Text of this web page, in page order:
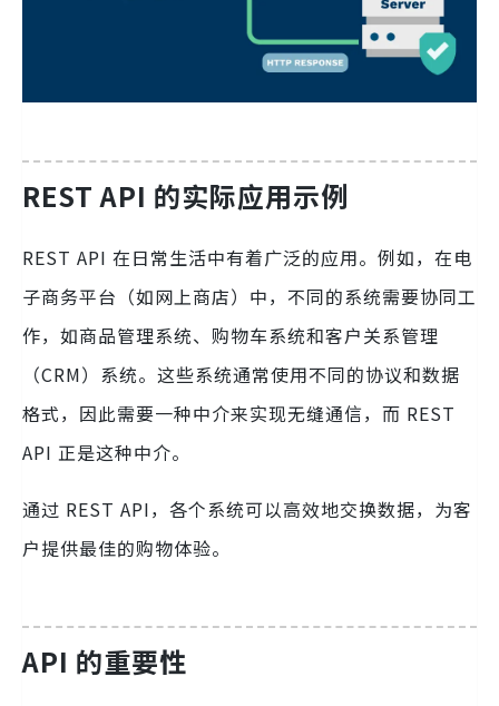
REST API 的实际应用示例
REST API 在日常生活中有着广泛的应用。例如，在电
子商务平台（如网上商店）中，不同的系统需要协同工
作，如商品管理系统、购物车系统和客户关系管理
（CRM）系统。这些系统通常使用不同的协议和数据
格式，因此需要一种中介来实现无缝通信，而 REST
API 正是这种中介。
通过 REST API，各个系统可以高效地交换数据，为客
户提供最佳的购物体验。
API 的重要性